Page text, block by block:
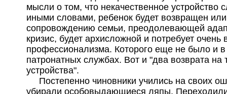
мысли о том, что некачественное устройство
иными словами, ребенок будет возвращен
сопровождению семьи, преодолевающей
кризис, будет архисложной и потребует очень
профессионализма. Которого еще не было и
патронатных службах. Вот и "два возврата на
устройства".
Постепенно чиновники учились на своих
убирали особовыдающиеся ляпы.